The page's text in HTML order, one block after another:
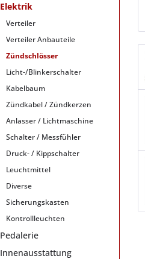
Elektrik
Verteiler
Verteiler Anbauteile
Zündschlösser
Licht-/Blinkerschalter
Kabelbaum
Zündkabel / Zündkerzen
Anlasser / Lichtmaschine
Schalter / Messfühler
Druck- / Kippschalter
Leuchtmittel
Diverse
Sicherungskasten
Kontrollleuchten
Pedalerie
Innenausstattung